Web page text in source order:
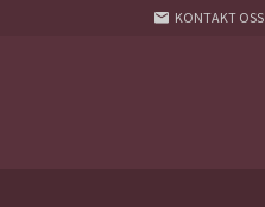
KONTAKT OSS